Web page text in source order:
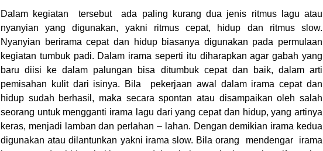
Dalam kegiatan tersebut ada paling kurang dua jenis ritmus lagu atau
nyanyian yang digunakan, yakni ritmus cepat, hidup dan ritmus slow.
Nyanyian berirama cepat dan hidup biasanya digunakan pada permulaan
kegiatan tumbuk padi. Dalam irama seperti itu diharapkan agar gabah yang
baru diisi ke dalam palungan bisa ditumbuk cepat dan baik, dalam arti
pemisahan kulit dari isinya. Bila pekerjaan awal dalam irama cepat dan
hidup sudah berhasil, maka secara spontan atau disampaikan oleh salah
seorang untuk mengganti irama lagu dari yang cepat dan hidup, yang artinya
keras, menjadi lamban dan perlahan – lahan. Dengan demikian irama kedua
digunakan atau dilantunkan yakni irama slow. Bila orang mendengar irama